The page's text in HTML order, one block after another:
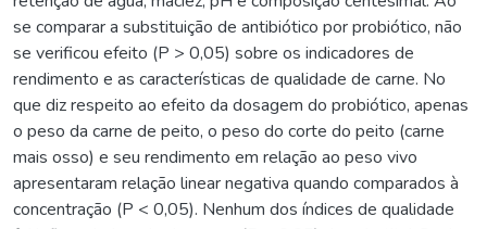
se comparar a substituição de antibiótico por probiótico, não
se verificou efeito (P > 0,05) sobre os indicadores de
rendimento e as características de qualidade de carne. No
que diz respeito ao efeito da dosagem do probiótico, apenas
o peso da carne de peito, o peso do corte do peito (carne
mais osso) e seu rendimento em relação ao peso vivo
apresentaram relação linear negativa quando comparados à
concentração (P < 0,05). Nenhum dos índices de qualidade